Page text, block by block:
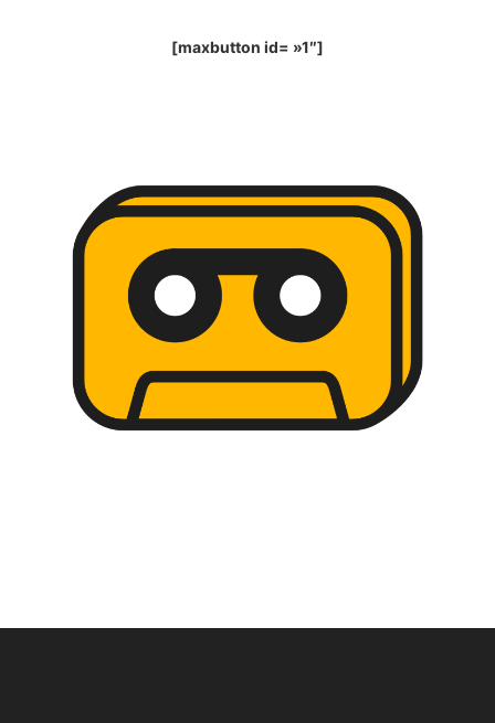
[maxbutton id= »1″]